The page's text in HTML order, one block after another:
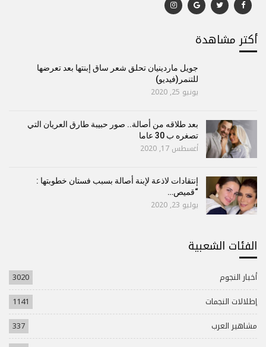
أكتر مشاهدة
جويل ماردينيان تحلق شعر ساق إبنتها بعد تعرضها
للتنمر(فيديو)
يونيو 25, 2020
بعد طلاقه من أصالة.. صور حبيبة طارق العريان التي
تصغره ب 30 عاما
أغسطس 17, 2020
إنتقادات لاذعة لإبنة أصالة بسبب فستان خطوبتها :
“قميص…
يوليو 23, 2020
الفئات الشعبية
أخبار النجوم
3020
إطلالات النجمات
1141
مشاهير العرب
337